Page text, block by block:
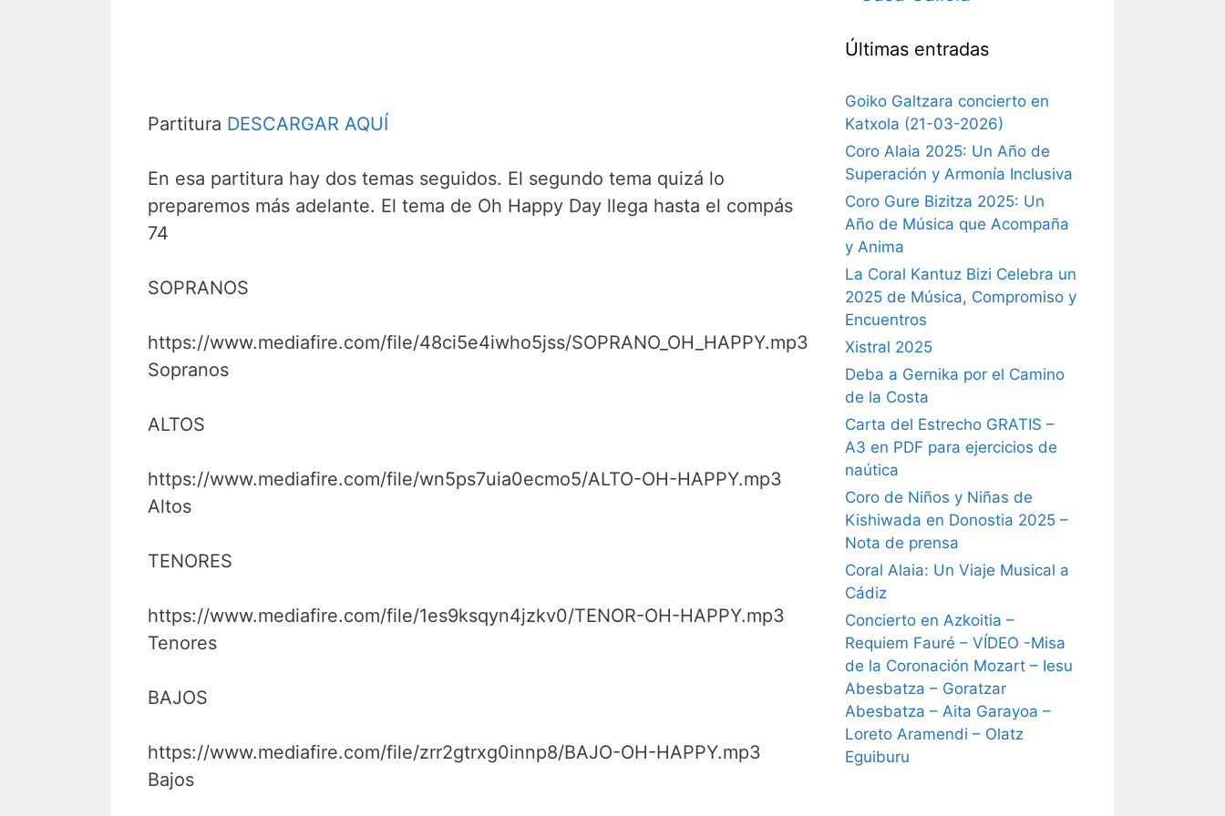
Partitura DESCARGAR AQUÍ
En esa partitura hay dos temas seguidos. El segundo tema quizá lo
preparemos más adelante. El tema de Oh Happy Day llega hasta el compás
74
SOPRANOS
https://www.mediafire.com/file/48ci5e4iwho5jss/SOPRANO_OH_HAPPY.mp3
Sopranos
ALTOS
https://www.mediafire.com/file/wn5ps7uia0ecmo5/ALTO-OH-HAPPY.mp3
Altos
TENORES
https://www.mediafire.com/file/1es9ksqyn4jzkv0/TENOR-OH-HAPPY.mp3
Tenores
BAJOS
https://www.mediafire.com/file/zrr2gtrxg0innp8/BAJO-OH-HAPPY.mp3
Bajos
Últimas entradas
Goiko Galtzara concierto en
Katxola (21-03-2026)
Coro Alaia 2025: Un Año de
Superación y Armonía Inclusiva
Coro Gure Bizitza 2025: Un
Año de Música que Acompaña
y Anima
La Coral Kantuz Bizi Celebra un
2025 de Música, Compromiso y
Encuentros
Xistral 2025
Deba a Gernika por el Camino
de la Costa
Carta del Estrecho GRATIS –
A3 en PDF para ejercicios de
naútica
Coro de Niños y Niñas de
Kishiwada en Donostia 2025 –
Nota de prensa
Coral Alaia: Un Viaje Musical a
Cádiz
Concierto en Azkoitia –
Requiem Fauré – VÍDEO -Misa
de la Coronación Mozart – Iesu
Abesbatza – Goratzar
Abesbatza – Aita Garayoa –
Loreto Aramendi – Olatz
Eguiburu